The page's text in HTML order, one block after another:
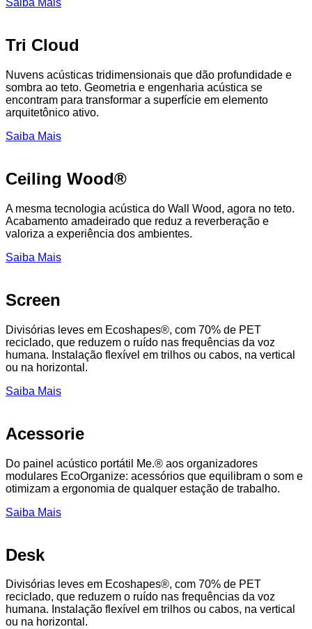
Saiba Mais
Tri Cloud
Nuvens acústicas tridimensionais que dão profundidade e
sombra ao teto. Geometria e engenharia acústica se
encontram para transformar a superfície em elemento
arquitetônico ativo.
Saiba Mais
Ceiling Wood®
A mesma tecnologia acústica do Wall Wood, agora no teto.
Acabamento amadeirado que reduz a reverberação e
valoriza a experiência dos ambientes.
Saiba Mais
Screen
Divisórias leves em Ecoshapes®, com 70% de PET
reciclado, que reduzem o ruído nas frequências da voz
humana. Instalação flexível em trilhos ou cabos, na vertical
ou na horizontal.
Saiba Mais
Acessorie
Do painel acústico portátil Me.® aos organizadores
modulares EcoOrganize: acessórios que equilibram o som e
otimizam a ergonomia de qualquer estação de trabalho.
Saiba Mais
Desk
Divisórias leves em Ecoshapes®, com 70% de PET
reciclado, que reduzem o ruído nas frequências da voz
humana. Instalação flexível em trilhos ou cabos, na vertical
ou na horizontal.